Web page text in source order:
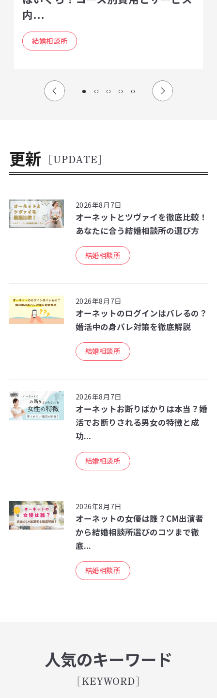
内...
結婚相談所
更新 [UPDATE]
2026年8月7日
オーネットとツヴァイを徹底比較！
あなたに合う結婚相談所の選び方
結婚相談所
2026年8月7日
オーネットのログインはバレるの？
婚活中の身バレ対策を徹底解説
結婚相談所
2026年8月7日
オーネットお断りばかりは本当？婚
活でお断りされる男女の特徴と成
功...
結婚相談所
2026年8月7日
オーネットの女優は誰？CM出演者
から結婚相談所選びのコツまで徹
底...
結婚相談所
人気のキーワード
[KEYWORD]